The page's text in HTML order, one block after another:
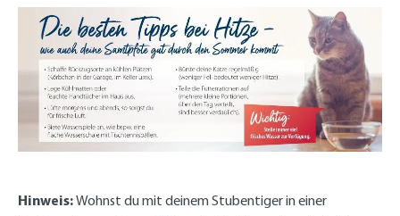
Hinweis:Wohnst du mit deinem Stubentiger in einer